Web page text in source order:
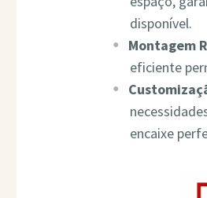
disponível.
Montagem
eficiente
encaixe